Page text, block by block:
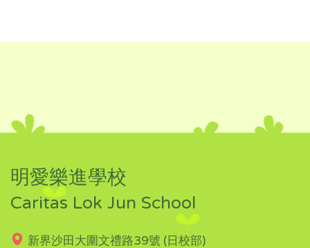
明愛樂進學校
Caritas Lok Jun School
新界沙田大圍文禮路39號 (日校部)